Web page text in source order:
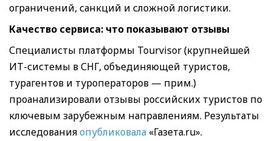
ограничений, санкций и сложной логистики.
Качество сервиса: что показывают отзывы
Специалисты платформы Tourvisor (крупнейшей
ИТ-системы в СНГ, объединяющей туристов,
турагентов и туроператоров — прим.)
проанализировали отзывы российских туристов по
ключевым зарубежным направлениям. Результаты
исследованияопубликовала «Газета.ru».